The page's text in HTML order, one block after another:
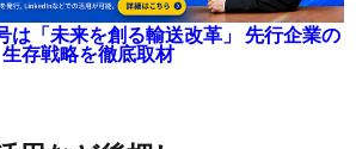
は「未来を創る輸送改革」 先行企業の
生存戦略を徹底取材